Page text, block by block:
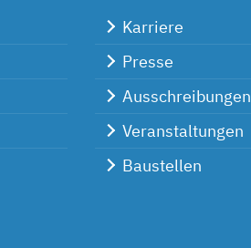
Karriere
Presse
Ausschreibungen
Veranstaltungen
Baustellen